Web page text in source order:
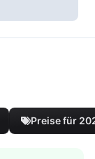
Preise für